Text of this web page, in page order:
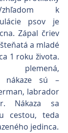
k
psov je
Zápal čriev
a mladé
1 roku života.
plemená,
nákaze sú –
labrador
Nákaza sa
cestou, teda
jedinca.